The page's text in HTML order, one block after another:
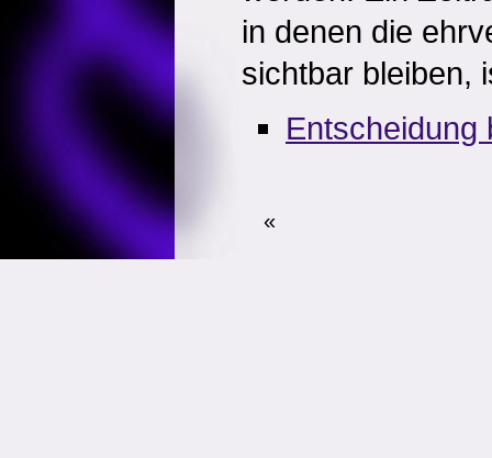
in denen die
sichtbar bleiben,
Entscheidung
«